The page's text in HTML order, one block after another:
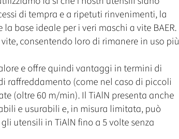
di tempra e a ripetuti rinvenimenti, la
base ideale per i veri maschi a vite BAER.
consentendo loro di rimanere in uso più
e offre quindi vantaggi in termini di
raffreddamento (come nel caso di piccoli
(oltre 60 m/min). Il TiAlN presenta anche
e usurabili e, in misura limitata, può
utensili in TiAlN fino a 5 volte senza